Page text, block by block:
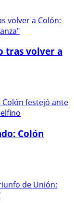
tras volver a
Colón